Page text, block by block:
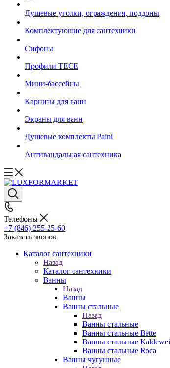
Душевые уголки, ограждения, поддоны
Комплектующие для сантехники
Сифоны
Профили TECE
Мини-бассейны
Карнизы для ванн
Экраны для ванн
Душевые комплекты Paini
Антивандальная сантехника
Телефоны
+7 (846) 255-25-60
Заказать звонок
Каталог сантехники
Назад
Каталог сантехники
Ванны
Назад
Ванны
Ванны стальные
Назад
Ванны стальные
Ванны стальные Bette
Ванны стальные Kaldewei
Ванны стальные Roca
Ванны чугунные